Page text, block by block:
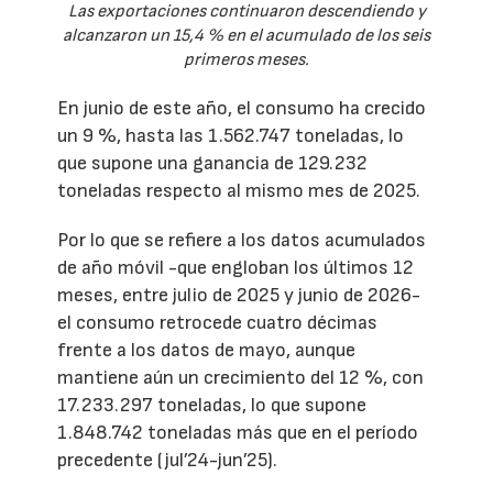
Las exportaciones continuaron descendiendo y
alcanzaron un 15,4 % en el acumulado de los seis
primeros meses.
En junio de este año, el consumo ha crecido
un 9 %, hasta las 1.562.747 toneladas, lo
que supone una ganancia de 129.232
toneladas respecto al mismo mes de 2025.
Por lo que se refiere a los datos acumulados
de año móvil -que engloban los últimos 12
meses, entre julio de 2025 y junio de 2026-
el consumo retrocede cuatro décimas
frente a los datos de mayo, aunque
mantiene aún un crecimiento del 12 %, con
17.233.297 toneladas, lo que supone
1.848.742 toneladas más que en el período
precedente (jul’24-jun’25).